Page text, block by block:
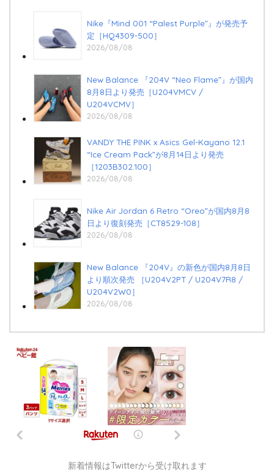
Nike『Mind 001 “Palest Purple”』が発売予
定［HQ4309-500］
2026/08/08
New Balance 『204V “Neo Flame”』が国内
8月8日より発売［U204VMCV /
U204VCMV］
2026/08/08
VANDY THE PINK x Asics Gel-Kayano 12.1
“Ice Cream Pack”が8月14日より発売
［1203B302.100］
2026/08/08
Nike Air Jordan 6 Retro “Oreo”が国内8月8
日より復刻発売［CT8529-108］
2026/08/08
New Balance 『204V』の新色が国内8月8日
より順次発売 ［U204V2PT / U204V7R8 /
U204V2W0］
2026/08/08
新着情報はTwitterから受け取れます